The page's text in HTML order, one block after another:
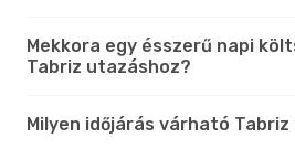
Mekkora egy ésszerű napi
Tabriz utazáshoz?
Milyen időjárás várható